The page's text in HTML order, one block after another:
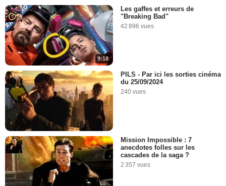
9:18
Les gaffes et erreurs de
"Breaking Bad"
42 896 vues
PILS - Par ici les sorties cinéma
du 25/09/2024
240 vues
Mission Impossible : 7
anecdotes folles sur les
cascades de la saga ?
2 357 vues